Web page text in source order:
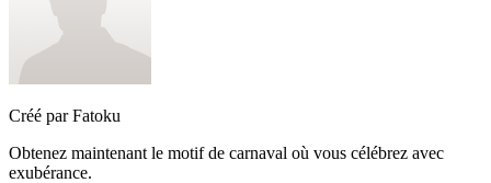
Créé par Fatoku
Obtenez maintenant le motif de carnaval où vous célébrez avec
exubérance.